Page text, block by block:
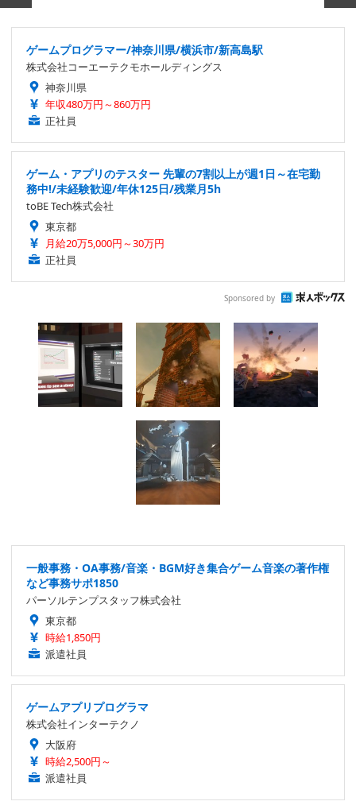
ゲームプログラマー/神奈川県/横浜市/新高島駅
株式会社コーエーテクモホールディングス
神奈川県
年収480万円～860万円
正社員
ゲーム・アプリのテスター 先輩の7割以上が週1日～在宅勤
務中!/未経験歓迎/年休125日/残業月5h
toBE Tech株式会社
東京都
月給20万5,000円～30万円
正社員
Sponsored by
一般事務・OA事務/音楽・BGM好き集合ゲーム音楽の著作権
など事務サポ1850
パーソルテンプスタッフ株式会社
東京都
時給1,850円
派遣社員
ゲームアプリプログラマ
株式会社インターテクノ
大阪府
時給2,500円～
派遣社員